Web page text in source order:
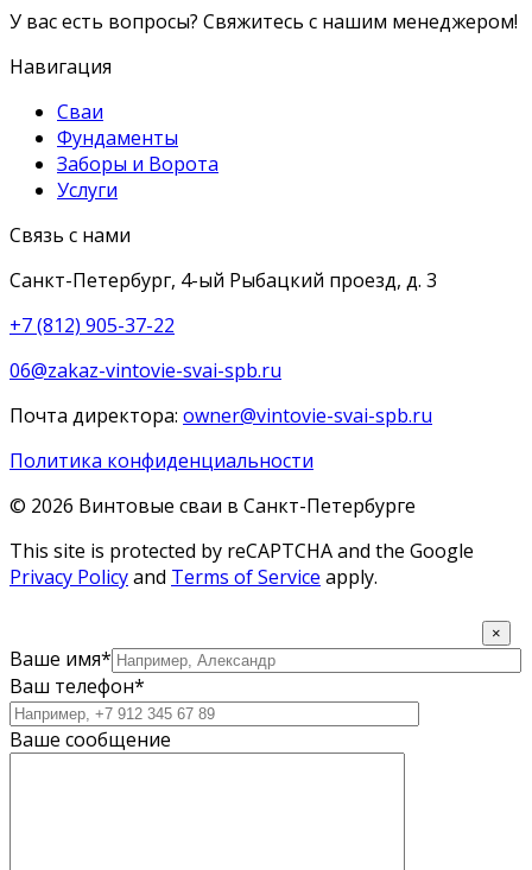
У вас есть вопросы? Свяжитесь с нашим менеджером!
Навигация
Сваи
Фундаменты
Заборы и Ворота
Услуги
Связь с нами
Санкт-Петербург, 4-ый Рыбацкий проезд, д. 3
+7 (812) 905-37-22
06@zakaz-vintovie-svai-spb.ru
Почта директора: owner@vintovie-svai-spb.ru
Политика конфиденциальности
© 2026 Винтовые сваи в Санкт-Петербурге
This site is protected by reCAPTCHA and the Google
Privacy Policyand Terms of Service apply.
×
Ваше имя*
Ваш телефон*
Ваше сообщение